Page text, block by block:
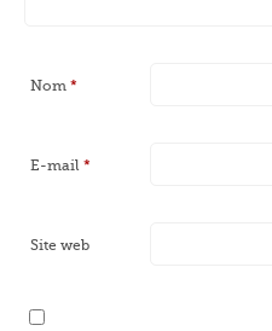
Nom *
E-mail *
Site web